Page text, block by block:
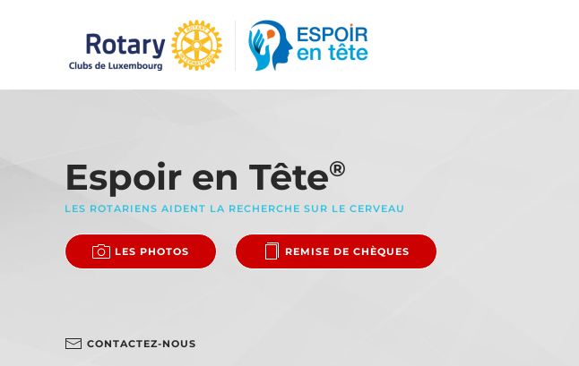
Accéder au contenu principal
Espoir en Tête®
LES ROTARIENS AIDENT LA RECHERCHE SUR LE CERVEAU
LES PHOTOS REMISE DE CHÈQUES
CONTACTEZ-NOUS